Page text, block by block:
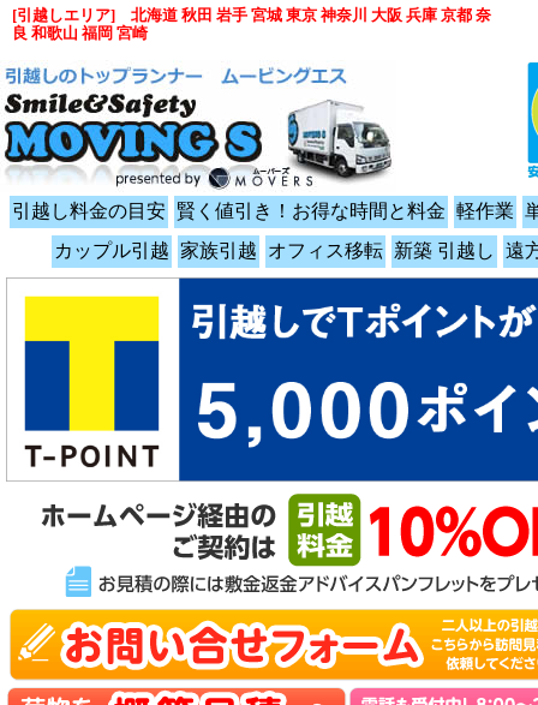
引越し料金の目安 賢く値引き！お得な時間と料金 軽作業
カップル引越 家族引越 オフィス移転 新築 引越し 遠
[引越しエリア] 北海道 秋田 岩手 宮城 東京 神奈川 大阪 兵庫 京都 奈
良 和歌山 福岡 宮崎